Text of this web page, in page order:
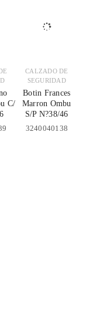
C/
CALZADO DE
SEGURIDAD
Botin Frances
Marron Ombu
S/P N?38/46
3240040138